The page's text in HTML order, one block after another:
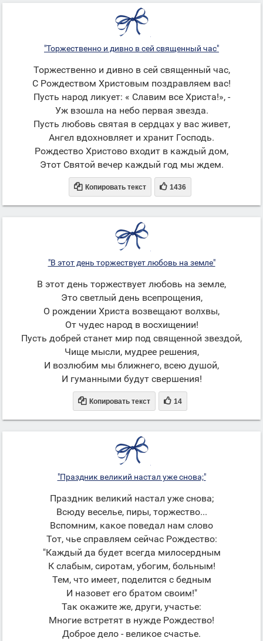
"Торжественно и дивно в сей священный час"
Торжественно и дивно в сей священный час,
С Рождеством Христовым поздравляем вас!
Пусть народ ликует: « Славим все Христа!», -
Уж взошла на небо первая звезда.
Пусть любовь святая в сердцах у вас живет,
Ангел вдохновляет и хранит Господь.
Рождество Христово входит в каждый дом,
Этот Святой вечер каждый год мы ждем.
 Копировать текст  1436
"В этот день торжествует любовь на земле"
В этот день торжествует любовь на земле,
Это светлый день всепрощения,
О рождении Христа возвещают волхвы,
От чудес народ в восхищении!
Пусть добрей станет мир под священной звездой,
Чище мысли, мудрее решения,
И возлюбим мы ближнего, всею душой,
И гуманными будут свершения!
 Копировать текст  14
"Праздник великий настал уже снова;"
Праздник великий настал уже снова;
Всюду веселье, пиры, торжество...
Вспомним, какое поведал нам слово
Тот, чье справляем сейчас Рождество:
"Каждый да будет всегда милосердным
К слабым, сиротам, убогим, больным!
Тем, что имеет, поделится с бедным
И назовет его братом своим!"
Так окажите же, други, участье:
Многие встретят в нужде Рождество!
Доброе дело - великое счастье.